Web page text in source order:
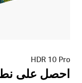
HDR 10 Pro
احصل على